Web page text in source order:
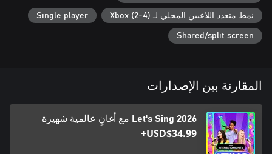
استعِدَّ لاعتلاء المسرح!
نمط متعدد اللاعبين المحلي لـ Xbox (2-4) Single player
Shared/split screen
المقارنة بين الإصدارات
Let's Sing 2026 مع أغانٍ عالمية شهيرة
USD$34.99+